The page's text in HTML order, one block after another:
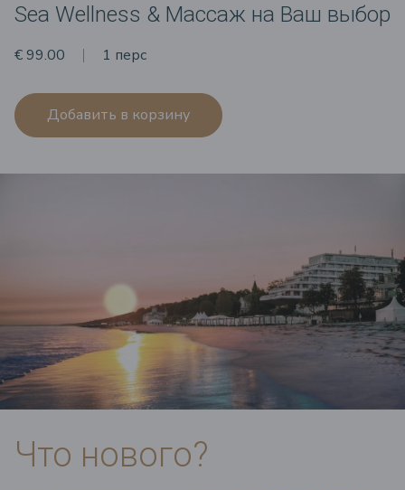
Sea Wellness & Массаж на Ваш выбор
€ 99.00 1 перс
Добавить в корзину
Что нового?